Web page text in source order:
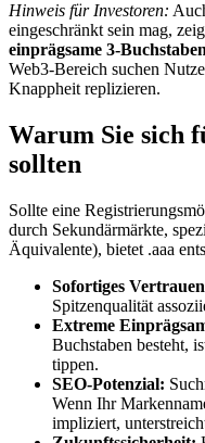
Hinweis für Investoren:
eingeschränkt sein mag,
einprägsame 3-
Web3-Bereich suchen
Knappheit replizieren.
Warum Sie sich
sollten
Sollte eine
durch Sekundärmärkte,
Äquivalente), bietet .aaa
Sofortiges
Spitzenqualität
Extreme
Buchstaben besteht,
tippen.
SEO-Potenzial:
Wenn Ihr
impliziert,